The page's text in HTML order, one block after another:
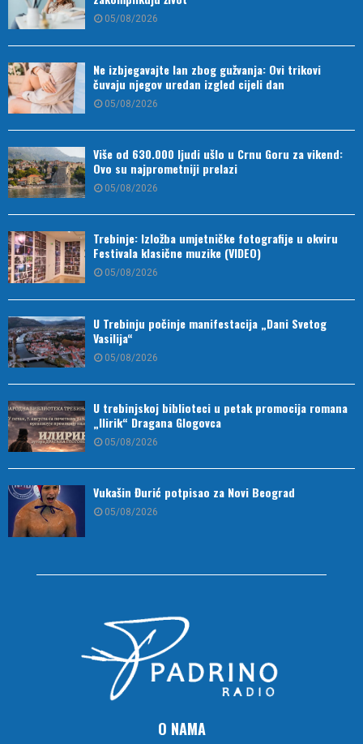
05/08/2026
Ne izbjegavajte lan zbog gužvanja: Ovi trikovi
čuvaju njegov uredan izgled cijeli dan
05/08/2026
Više od 630.000 ljudi ušlo u Crnu Goru za vikend:
Ovo su najprometniji prelazi
05/08/2026
Trebinje: Izložba umjetničke fotografije u okviru
Festivala klasične muzike (VIDEO)
05/08/2026
U Trebinju počinje manifestacija „Dani Svetog
Vasilija“
05/08/2026
U trebinjskoj biblioteci u petak promocija romana
„Ilirik“ Dragana Glogovca
05/08/2026
Vukašin Đurić potpisao za Novi Beograd
05/08/2026
O NAMA